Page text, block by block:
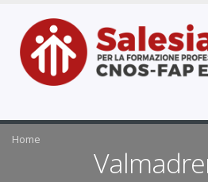
Home